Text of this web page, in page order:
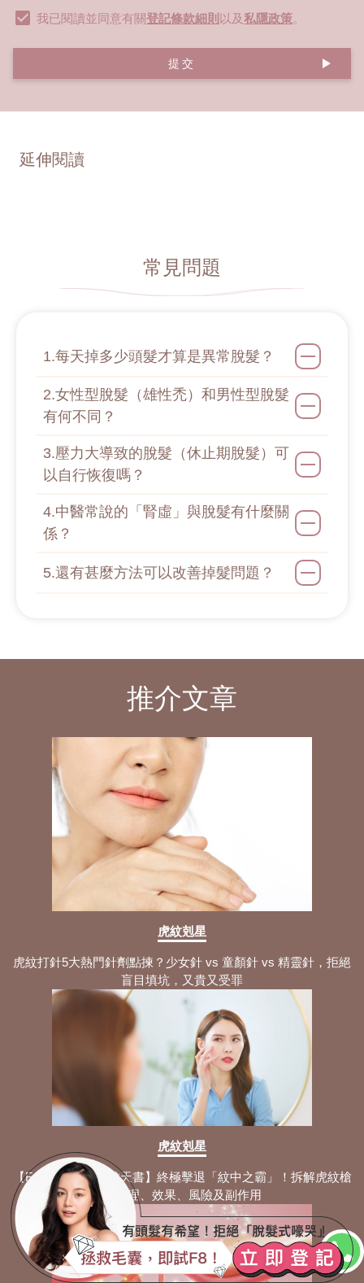
我已閱讀並同意有關登記條款細則 以及私隱政策。
提交
延伸閱讀
常見問題
1.每天掉多少頭髮才算是異常脫髮？
2.女性型脫髮（雄性禿）和男性型脫髮
有何不同？
3.壓力大導致的脫髮（休止期脫髮）可
以自行恢復嗎？
4.中醫常說的「腎虛」與脫髮有什麼關
係？
5.還有甚麼方法可以改善掉髮問題？
推介文章
虎紋剋星
虎紋打針5大熱門針劑點揀？少女針 vs 童顏針 vs 精靈針，拒絕
盲目填坑，又貴又受罪
虎紋剋星
【Fotona 4D 虎紋槍天書】終極擊退「紋中之霸」！拆解虎紋槍
的原理、效果、風險及副作用